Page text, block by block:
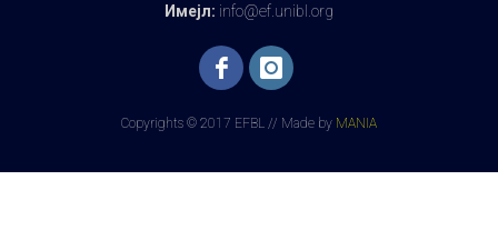
Имејл: info@ef.unibl.org
Copyrights © 2017 EFBL // Made by MANIA